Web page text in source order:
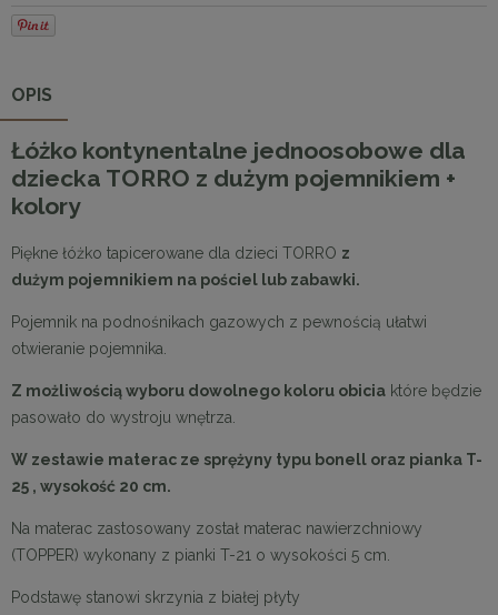
OPIS
Łóżko kontynentalne jednoosobowe dla
dziecka TORRO z dużym pojemnikiem +
kolory
Piękne łóżko tapicerowane dla dzieci TORRO z
dużym pojemnikiem na pościel lub zabawki.
Pojemnik na podnośnikach gazowych z pewnością ułatwi
otwieranie pojemnika.
Z możliwością wyboru dowolnego koloru obicia które będzie
pasowało do wystroju wnętrza.
W zestawie materac ze sprężyny typu bonell oraz pianka T-
25 , wysokość 20 cm.
Na materac zastosowany został materac nawierzchniowy
(TOPPER) wykonany z pianki T-21 o wysokości 5 cm.
Podstawę stanowi skrzynia z białej płyty